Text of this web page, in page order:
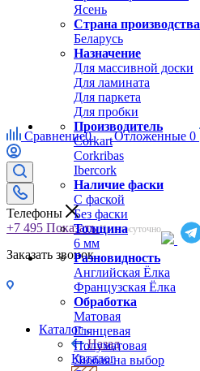
Ясень
Страна производства
Беларусь
Назначение
Для массивной доски
Для ламината
Для паркета
Для пробки
Производитель
Corkart
Corkribas
Ibercork
Наличие фаски
С фаской
Без фаски
Толщина
6 мм
Разновидность
Английская Ёлка
Французская Ёлка
Обработка
Матовая
Глянцевая
Полуматовая
Любая на выбор
Сравнение0 Отложенные 0
Телефоны
+7 495 Показать Круглосуточно
Заказать звонок
Каталог
Назад
Каталог